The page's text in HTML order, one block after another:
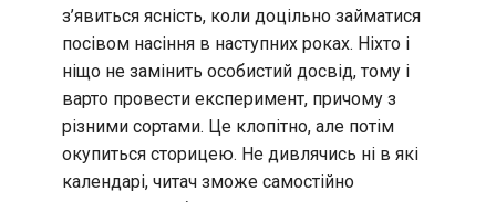
з’явиться ясність, коли доцільно займатися
посівом насіння в наступних роках. Ніхто і
ніщо не замінить особистий досвід, тому і
варто провести експеримент, причому з
різними сортами. Це клопітно, але потім
окупиться сторицею. Не дивлячись ні в які
календарі, читач зможе самостійно